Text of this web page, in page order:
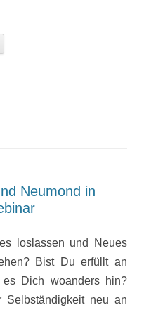
Neumond in
loslassen und Neues
Bist Du erfüllt an
Dich woanders hin?
Selbständigkeit neu an